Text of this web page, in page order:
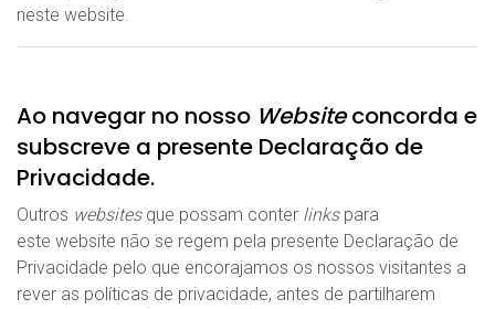
neste website.
Ao navegar no nosso Websiteconcorda e
subscreve a presente Declaração de
Privacidade.
Outros websitesque possam conter linkspara
este website não se regem pela presente Declaração de
Privacidade pelo que encorajamos os nossos visitantes a
rever as políticas de privacidade, antes de partilharem